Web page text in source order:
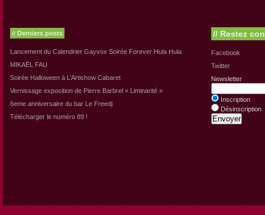
// Derniers posts
Lancement du Calendrier Gayvox Soirée Forever Hula Hula
MIKAËL FAU
Soirée Halloween à L’Artishow Cabaret
Vernissage exposition de Pierre Barbrel « Liminarité »
6eme anniversaire du bar Le Freedj
Télécharger le numéro 89 !
// Restez
Facebook
Twitter
Newsletter
Inscription
Désinscription